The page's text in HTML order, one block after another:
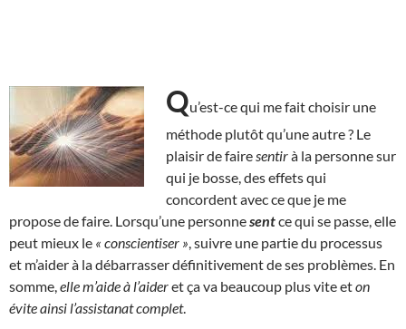
Qu’est-ce qui me fait choisir une
méthode plutôt qu’une autre ? Le
plaisir de faire sentirà la personne sur
qui je bosse, des effets qui
concordent avec ce que je me
propose de faire. Lorsqu’une personnesentce qui se passe, elle
peut mieux le « conscientiser » , suivre une partie du processus
et m’aider à la débarrasser définitivement de ses problèmes. En
somme, elle m’aide à l’aideret ça va beaucoup plus vite eton
évite ainsi l’assistanat complet.